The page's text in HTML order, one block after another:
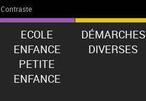
Contraste
ECOLE
ENFANCE
PETITE
ENFANCE
DÉMARCHES
DIVERSES